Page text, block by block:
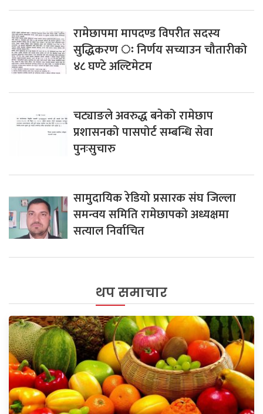
रामेछापमा मापदण्ड विपरीत सदस्य
सुद्धिकरण ः निर्णय सच्याउन चौतारीको
४८ घण्टे अल्टिमेटम
चट्याङले अवरुद्ध बनेको रामेछाप
प्रशासनको पासपोर्ट सम्बन्धि सेवा
पुनःसुचारु
सामुदायिक रेडियो प्रसारक संघ जिल्ला
समन्वय समिति रामेछापको अध्यक्षमा
सत्याल निर्वाचित
थप समाचार